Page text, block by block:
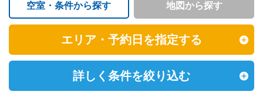
空室・条件から探す 地図から探す
エリア・予約日を指定する
詳しく条件を絞り込む